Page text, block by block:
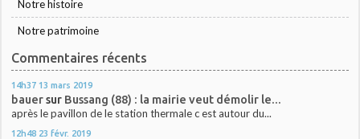
Notre histoire
Notre patrimoine
Commentaires récents
14h37 13 mars 2019
bauersur Bussang (88) : la mairie veut démolir le...
après le pavillon de le station thermale c est autour du...
12h48 23 févr. 2019